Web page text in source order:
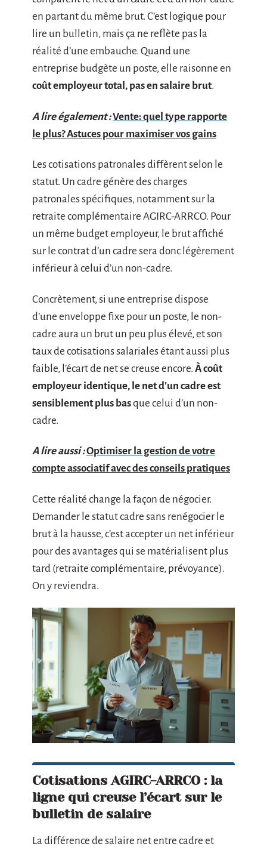
en partant du même brut. C’est logique pour
lire un bulletin, mais ça ne reflète pas la
réalité d’une embauche. Quand une
entreprise budgète un poste, elle raisonne en
coût employeur total, pas en salaire brut.
A lire également :Vente: quel type rapporte
le plus? Astuces pour maximiser vos gains
Les cotisations patronales diffèrent selon le
statut. Un cadre génère des charges
patronales spécifiques, notamment sur la
retraite complémentaire AGIRC-ARRCO. Pour
un même budget employeur, le brut affiché
sur le contrat d’un cadre sera donc légèrement
inférieur à celui d’un non-cadre.
Concrètement, si une entreprise dispose
d’une enveloppe fixe pour un poste, le non-
cadre aura un brut un peu plus élevé, et son
taux de cotisations salariales étant aussi plus
faible, l’écart de net se creuse encore. À coût
employeur identique, le net d’un cadre est
sensiblement plus basque celui d’un non-
cadre.
A lire aussi :Optimiser la gestion de votre
compte associatif avec des conseils pratiques
Cette réalité change la façon de négocier.
Demander le statut cadre sans renégocier le
brut à la hausse, c’est accepter un net inférieur
pour des avantages qui se matérialisent plus
tard (retraite complémentaire, prévoyance).
On y reviendra.
Cotisations AGIRC-ARRCO : la
ligne qui creuse l’écart sur le
bulletin de salaire
La différence de salaire net entre cadre et